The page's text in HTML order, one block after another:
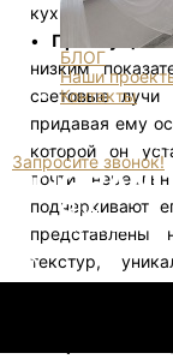
БЛОГ
Наши
Контакты
+373 (79) 04-02-05
Запросите звонок!
кухни и ванной,
•
низким
световые лучи
придавая ему
которой он
почти
подчеркивают
представлены
текстур,
ставят его на